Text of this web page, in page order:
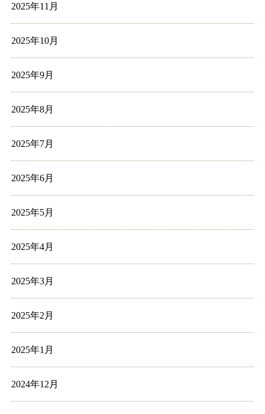
2025年11月
2025年10月
2025年9月
2025年8月
2025年7月
2025年6月
2025年5月
2025年4月
2025年3月
2025年2月
2025年1月
2024年12月